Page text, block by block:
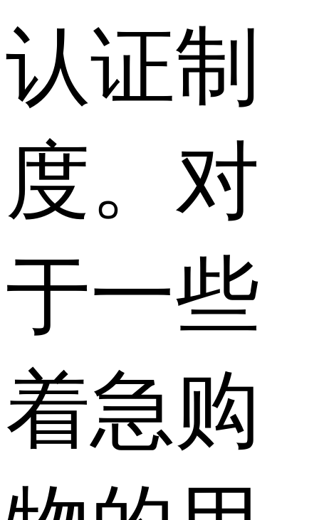
认证制
度。对
于一些
着急购